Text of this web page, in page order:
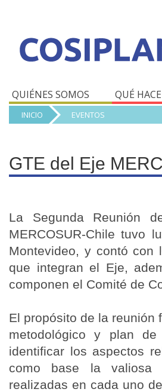
QUIÉNES SOMOS QUÉ
INICIO EVENTOS
GTE del Eje
La Segunda Reunión
MERCOSUR-Chile tuvo
Montevideo, y contó con
que integran el Eje,
componen el Comité de
El propósito de la reunión
metodológico y plan
identificar los aspectos
como base la valiosa
realizadas en cada uno